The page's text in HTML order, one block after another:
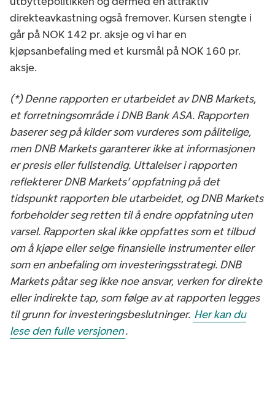
direkteavkastning også fremover. Kursen stengte i
går på NOK 142 pr. aksje og vi har en
kjøpsanbefaling med et kursmål på NOK 160 pr.
aksje.
(*) Denne rapporten er utarbeidet av DNB Markets,
et forretningsområde i DNB Bank ASA. Rapporten
baserer seg på kilder som vurderes som pålitelige,
men DNB Markets garanterer ikke at informasjonen
er presis eller fullstendig. Uttalelser i rapporten
reflekterer DNB Markets’ oppfatning på det
tidspunkt rapporten ble utarbeidet, og DNB Markets
forbeholder seg retten til å endre oppfatning uten
varsel. Rapporten skal ikke oppfattes som et tilbud
om å kjøpe eller selge finansielle instrumenter eller
som en anbefaling om investeringsstrategi. DNB
Markets påtar seg ikke noe ansvar, verken for direkte
eller indirekte tap, som følge av at rapporten legges
til grunn for investeringsbeslutninger. Her kan du
lese den fulle versjonen.